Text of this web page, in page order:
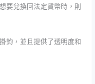
要兌換回法定貨幣時，則
鉤，並且提供了透明度和